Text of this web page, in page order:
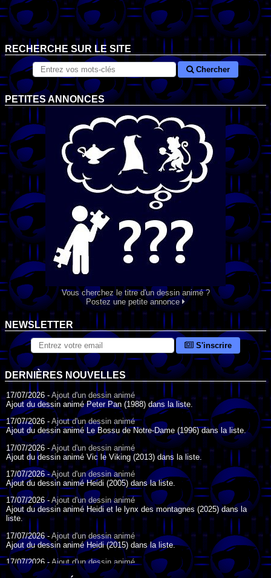
RECHERCHE SUR LE SITE
Chercher
PETITES ANNONCES
Vous cherchez le titre d'un dessin animé ?
Postez une petite annonce
NEWSLETTER
S'inscrire
DERNIÈRES NOUVELLES
17/07/2026 -Ajout d'un dessin animé
Ajout du dessin animé Peter Pan (1988) dans la liste.
17/07/2026 - Ajout d'un dessin animé
Ajout du dessin animé Le Bossu de Notre-Dame (1996) dans la liste.
17/07/2026 -Ajout d'un dessin animé
Ajout du dessin animé Vic le Viking (2013) dans la liste.
17/07/2026 -Ajout d'un dessin animé
Ajout du dessin animé Heidi (2005) dans la liste.
17/07/2026 -Ajout d'un dessin animé
Ajout du dessin animé Heidi et le lynx des montagnes (2025) dans la
liste.
17/07/2026 -Ajout d'un dessin animé
Ajout du dessin animé Heidi (2015) dans la liste.
17/07/2026 - Ajout d'un dessin animé
Ajout du dessin animé Heidi (1995) dans la liste.